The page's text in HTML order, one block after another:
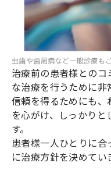
虫歯や歯周病など一般診療も
治療前の患者様との
な治療を行うために非
信頼を得るためにも
を心がけ、しっかりと
す。
患者様一人ひとりに
に治療方針を決めてい